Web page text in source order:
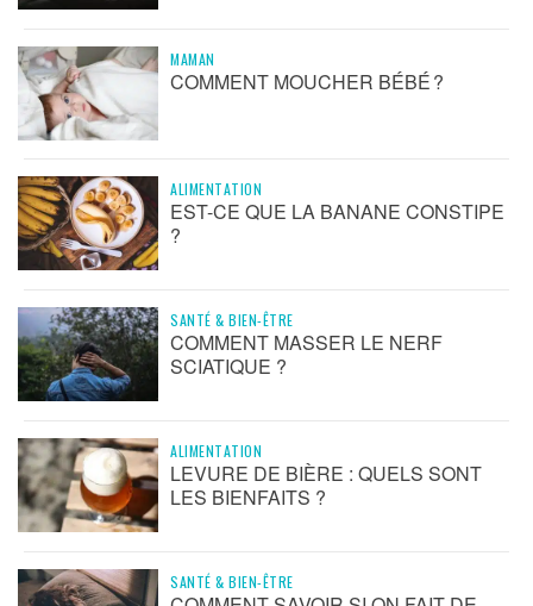
MAMAN
COMMENT MOUCHER BÉBÉ ?
ALIMENTATION
EST-CE QUE LA BANANE CONSTIPE
?
SANTÉ & BIEN-ÊTRE
COMMENT MASSER LE NERF
SCIATIQUE ?
ALIMENTATION
LEVURE DE BIÈRE : QUELS SONT
LES BIENFAITS ?
SANTÉ & BIEN-ÊTRE